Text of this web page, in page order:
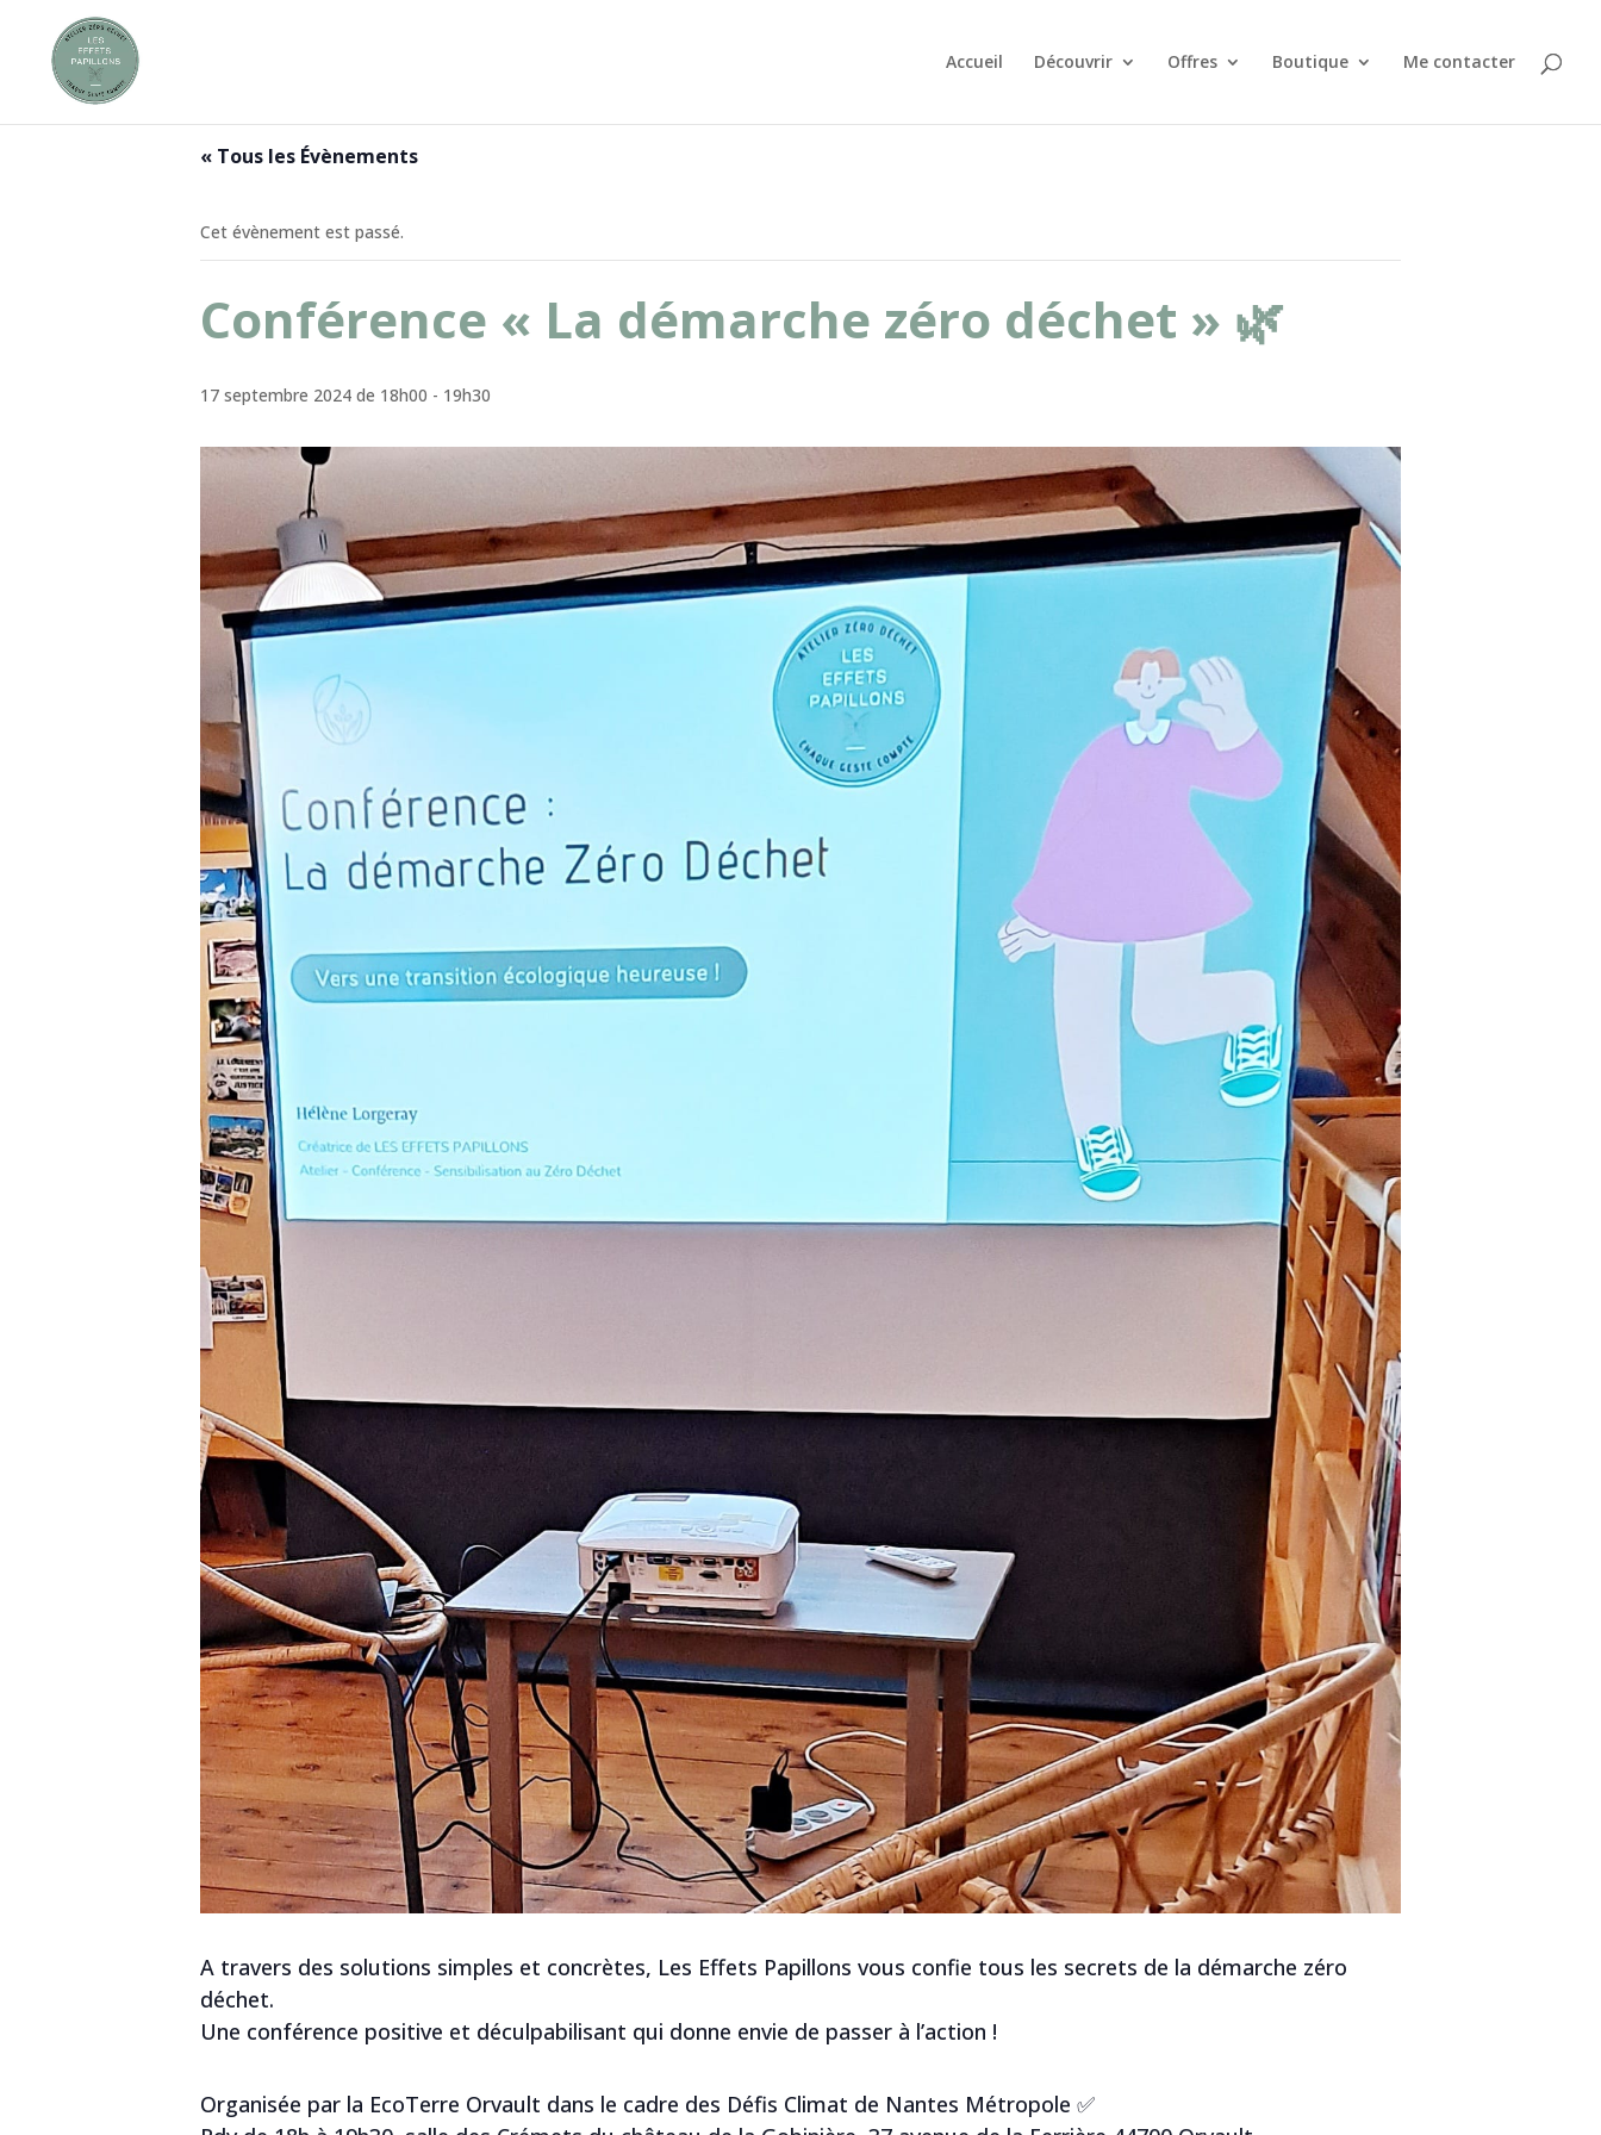
Accueil Découvrir Offres Boutique Me contacter
« Tous les Évènements
Cet évènement est passé.
Conférence « La démarche zéro déchet » 🌿
17 septembre 2024 de 18h00 - 19h30
A travers des solutions simples et concrètes, Les Effets Papillons vous confie tous les secrets de la démarche zéro
déchet.
Une conférence positive et déculpabilisant qui donne envie de passer à l’action !
Organisée par la EcoTerre Orvault dans le cadre des Défis Climat de Nantes Métropole ✅️
Société/Établissement
Je réponds sous 48h ouvrées
Belle journée
Hélène
Envoyer